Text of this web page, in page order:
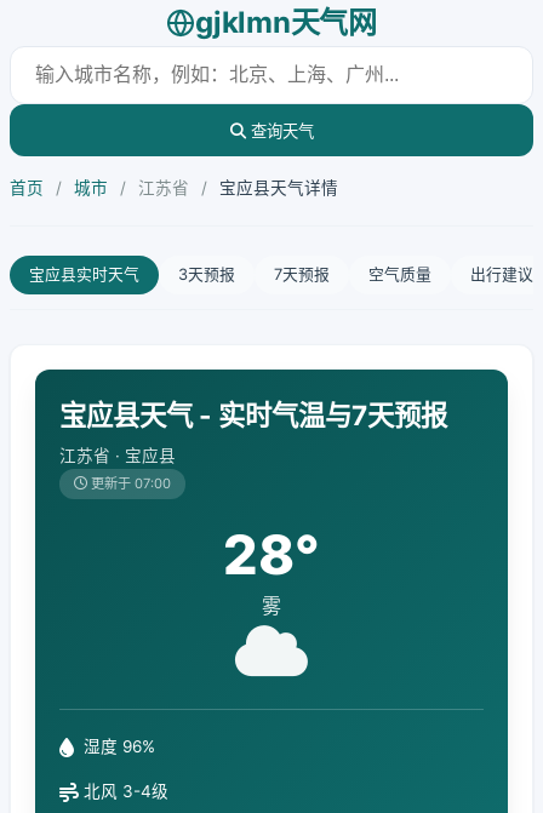
gjklmn天气网
查询天气
首页 / 城市 / 江苏省 / 宝应县天气详情
宝应县实时天气 3天预报 7天预报 空气质量 出行建议
宝应县天气 - 实时气温与7天预报
江苏省 · 宝应县
更新于 07:00
28°
雾
湿度 96%
北风 3-4级